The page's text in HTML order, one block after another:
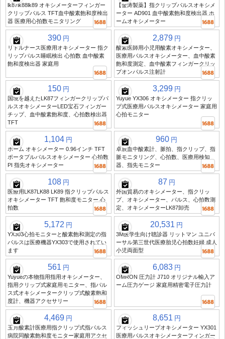
lk87lk88lk89 オキシメーターフィンガー
クリップパルス TFT血中酸素飽和度検出
器 医療用心拍数モニタリング
【金涛製薬】指クリップパルスオキシメ
ーター AD901 血中酸素飽和度検出器 ホ
ームオキシメーター
390 円
リトルナース医療用オキシメーター 指ク
リップパルス睡眠検出 心拍数 血中酸素
飽和度検出器 家庭用
2,879 円
酸素医師用小児用酸素オキシメーター、
医療用パルスオキシメーター、血中酸素
飽和度測定、血中酸素フィンガークリッ
プオンパルス注射計
150 円
国境を越えたLK87フィンガークリップパ
ルスオキシメーターLED宝石フィンガー
チップ、血中酸素飽和度、心拍数検出器
TFT
3,299 円
Yuyue YX306 オキシメーター 指クリッ
プ式医療用パルスオキシメーター 家庭用
心拍モニター
1,104 円
ホーム オキシメーター 0.96インチ TFT
ポータブルパルスオキシメーター 心拍数
PI 指先オキシメーター
960 円
卓辰血中酸素計、脈拍、指クリップ、指
脈モニタリング、心拍数、医療用検知
器、指先モニター
108 円
医療用LK87LK88 LK89 指クリップパルス
オキシメーター TFT 飽和度モニター 心
拍数
87 円
外国貿易のオキシメーター、指クリッ
プ、オキシメーター、パルス、心拍数測
定、オキシメーターLK87卸売
5,172 円
YX303心拍モニターと酸素飽和測定の指
パルスは医療機器YX303で使用されてい
ます
20,531 円
3M医学生向け聴診器 リットマン ユニバ
ーサル第三世代医療胎児心拍数妊婦 成人
小児両面型
561 円
Yuyueの本物指用指用オキシメーター、
指用クリップ式家庭用モニター、指パル
ス式オキシメータークリップ式酸素飽和
度計、機器アクセサリー
6,083 円
OMRON 圧力計 J710 オリジナル輸入ア
ーム圧力ゲージ 家庭用精密電子圧力計
4,469 円
玉月酸素計医療用指クリップ式指パルス
病院同酸素飽和度モニター家庭用アクセ
8,651 円
フィッシュリープオキシメーター YX301
医療用パルスオキシメーターフィンガー